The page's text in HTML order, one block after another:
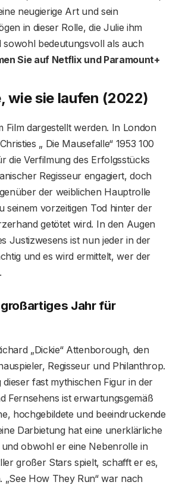
neugierige Art und sein
in dieser Rolle, die Julie ihm
sowohl bedeutungsvoll als auch
Sie auf Netflix und Paramount+
wie sie laufen (2022)
Film dargestellt werden. In London
„ Die Mausefalle“ 1953 100
die Verfilmung des Erfolgsstücks
Regisseur engagiert, doch
der weiblichen Hauptrolle
seinem vorzeitigen Tod hinter der
getötet wird. In den Augen
Justizwesens ist nun jeder in der
und es wird ermittelt, wer der
Jahr für
„Dickie“ Attenborough, den
Regisseur und Philanthrop.
dieser fast mythischen Figur in der
Fernsehens ist erwartungsgemäß
hochgebildete und beeindruckende
Darbietung hat eine unerklärliche
obwohl er eine Nebenrolle in
großer Stars spielt, schafft er es,
„See How They Run“ war nach